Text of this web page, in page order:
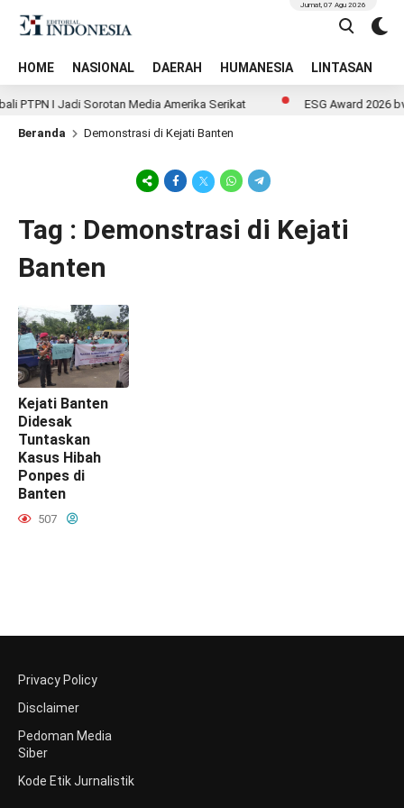
HOME NASIONAL DAERAH HUMANESIA LINTASAN
Jumat, 07 Agu 2026
PTPN I Jadi Sorotan Media Amerika Serikat ESG Award 2026
Beranda Demonstrasi di Kejati Banten
Tag : Demonstrasi di Kejati
Banten
Kejati Banten
Didesak
Tuntaskan
Kasus Hibah
Ponpes di
Banten
507
Privacy Policy
Disclaimer
Pedoman Media
Siber
Kode Etik Jurnalistik